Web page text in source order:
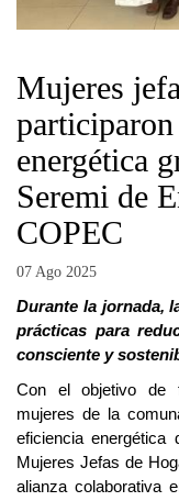
Mujeres
energética
Seremi de
COPEC
07 Ago 2025
Durante la jornada,
prácticas para
consciente y
Con el objetivo de
mujeres de la
eficiencia energética
Mujeres Jefas de
alianza colaborativa